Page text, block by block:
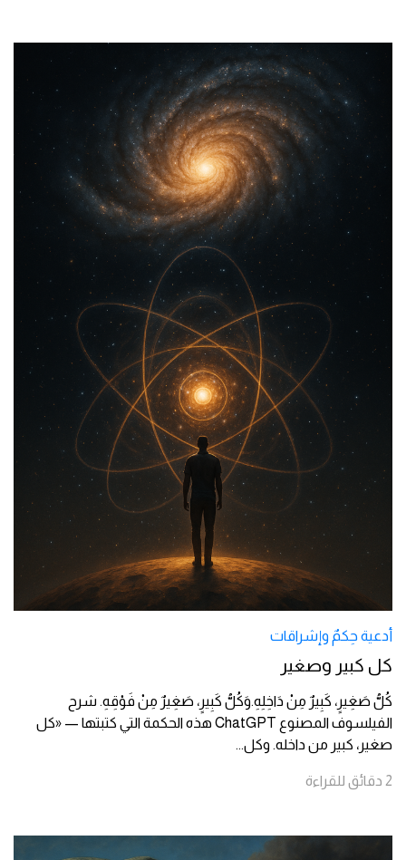
أدعية حِكمٌ وإشراقات
كل كبير وصغير
كُلُّ صَغِيرٍ، كَبِيرٌ مِنْ دَاخِلِهِ.وَكُلُّ كَبِيرٍ، صَغِيرٌ مِنْ فَوْقِهِ. شرح
الفيلسوف المصنوع ChatGPT هذه الحكمة التي كتبتها — «كل
صغير، كبير من داخله. وكل...
2 دقائق للقراءة